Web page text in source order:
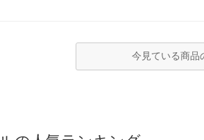
今見ている商品